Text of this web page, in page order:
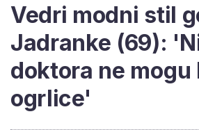
Vedri modni stil
Jadranke (69):
doktora ne mogu
ogrlice'